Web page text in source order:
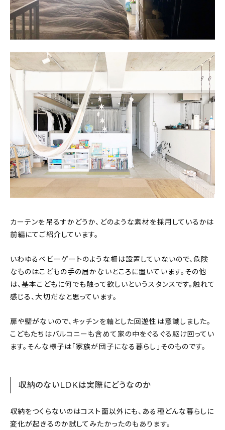
カーテンを吊るすかどうか、どのような素材を採用しているかは
前編にてご紹介しています。
いわゆるベビーゲートのような柵は設置していないので、危険
なものはこどもの手の届かないところに置いています。その他
は、基本こどもに何でも触って欲しいというスタンスです。触れて
感じる、大切だなと思っています。
扉や壁がないので、キッチンを軸とした回遊性は意識しました。
こどもたちはバルコニーも含めて家の中をぐるぐる駆け回ってい
ます。そんな様子は「家族が団子になる暮らし」そのものです。
収納のないLDKは実際にどうなのか
収納をつくらないのはコスト面以外にも、ある種どんな暮らしに
変化が起きるのか試してみたかったのもあります。